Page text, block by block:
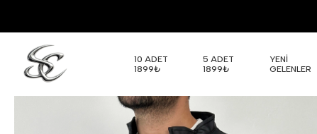
10 ADET
1899₺
5 ADET
1899₺
YENİ
GELENLER